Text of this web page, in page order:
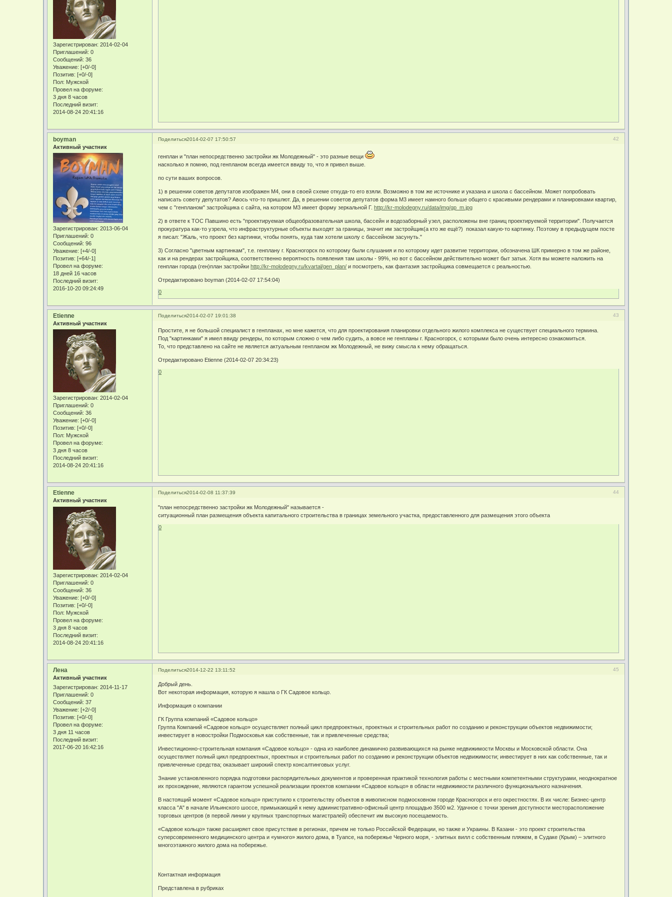
Зарегистрирован: 2014-02-04
Приглашений: 0
Сообщений: 36
Уважение: [+0/-0]
Позитив: [+0/-0]
Пол: Мужской
Провел на форуме:
3 дня 8 часов
Последний визит:
2014-08-24 20:41:16
Поделиться 42
2014-02-07 17:50:57
boyman
Активный участник
Зарегистрирован: 2013-06-04
Приглашений: 0
Сообщений: 96
Уважение: [+4/-0]
Позитив: [+64/-1]
Провел на форуме:
18 дней 16 часов
Последний визит:
2016-10-20 09:24:49
генплан и "план непосредственно застройки жк Молодежный" - это разные вещи
насколько я помню, под генпланом всегда имеется ввиду то, что я привел выше.
по сути ваших вопросов.
1) в решении советов депутатов изображен М4, они в своей схеме откуда-то его взяли. Возможно в том же источнике и указана и школа с бассейном. Может попробовать
написать совету депутатов? Авось что-то пришлют. Да, в решении советов депутатов форма М3 имеет намного больше общего с красивыми рендерами и планировками квартир,
чем с "генпланом" застройщика с сайта, на котором М3 имеет форму зеркальной Г. http://kr-molodegny.ru/data/img/gp_m.jpg
2) в ответе к ТОС Павшино есть "проектируемая общеобразовательная школа, бассейн и водозаборный узел, расположены вне границ проектируемой территории". Получается
прокуратура как-то узрела, что инфраструктурные объекты выходят за границы, значит им застройщик(а кто же ещё?) показал какую-то картинку. Поэтому в предыдущем посте
я писал: "Жаль, что проект без картинки, чтобы понять, куда там хотели школу с бассейном засунуть."
3) Согласно "цветным картинкам", т.е. генплану г. Красногорск по которому были слушания и по которому идет развитие территории, обозначена ШК примерно в том же районе,
как и на рендерах застройщика, соответственно вероятность появления там школы - 99%, но вот с бассейном действительно может быт затык. Хотя вы можете наложить на
генплан города (ген)план застройки http://kr-molodegny.ru/kvartal/gen_plan/ и посмотреть, как фантазия застройщика совмещается с реальностью.
Отредактировано boyman (2014-02-07 17:54:04)
0
Поделиться 43
2014-02-07 19:01:38
Etienne
Активный участник
Зарегистрирован: 2014-02-04
Приглашений: 0
Сообщений: 36
Уважение: [+0/-0]
Позитив: [+0/-0]
Пол: Мужской
Провел на форуме:
3 дня 8 часов
Последний визит:
2014-08-24 20:41:16
Простите, я не большой специалист в генпланах, но мне кажется, что для проектирования планировки отдельного жилого комплекса не существует специального термина.
Под "картинками" я имел ввиду рендеры, по которым сложно о чем либо судить, а вовсе не генпланы г. Красногорск, с которыми было очень интересно ознакомиться.
То, что представлено на сайте не является актуальным генпланом жк Молодежный, не вижу смысла к нему обращаться.
Отредактировано Etienne (2014-02-07 20:34:23)
0
Поделиться 44
2014-02-08 11:37:39
Etienne
Активный участник
Зарегистрирован: 2014-02-04
Приглашений: 0
Сообщений: 36
Уважение: [+0/-0]
Позитив: [+0/-0]
Пол: Мужской
Провел на форуме:
3 дня 8 часов
Последний визит:
2014-08-24 20:41:16
"план непосредственно застройки жк Молодежный" называется -
ситуационный план размещения объекта капитального строительства в границах земельного участка, предоставленного для размещения этого объекта
0
Поделиться 45
2014-12-22 13:11:52
Лена
Активный участник
Зарегистрирован: 2014-11-17
Приглашений: 0
Сообщений: 37
Уважение: [+2/-0]
Позитив: [+0/-0]
Провел на форуме:
3 дня 11 часов
Последний визит:
2017-06-20 16:42:16
Добрый день.
Вот некоторая информация, которую я нашла о ГК Садовое кольцо.
Информация о компании
ГК Группа компаний «Садовое кольцо»
Группа Компаний «Садовое кольцо» осуществляет полный цикл предпроектных, проектных и строительных работ по созданию и реконструкции объектов недвижимости;
инвестирует в новостройки Подмосковья как собственные, так и привлеченные средства;
Инвестиционно-строительная компания «Садовое кольцо» - одна из наиболее динамично развивающихся на рынке недвижимости Москвы и Московской области. Она
осуществляет полный цикл предпроектных, проектных и строительных работ по созданию и реконструкции объектов недвижимости; инвестирует в них как собственные, так и
привлеченные средства; оказывает широкий спектр консалтинговых услуг.
Знание установленного порядка подготовки распорядительных документов и проверенная практикой технология работы с местными компетентными структурами, неоднократное
их прохождение, являются гарантом успешной реализации проектов компании «Садовое кольцо» в области недвижимости различного функционального назначения.
В настоящий момент «Садовое кольцо» приступило к строительству объектов в живописном подмосковном городе Красногорск и его окрестностях. В их числе: Бизнес-центр
класса "А" в начале Ильинского шоссе, примыкающий к нему административно-офисный центр площадью 3500 м2. Удачное с точки зрения доступности месторасположение
торговых центров (в первой линии у крупных транспортных магистралей) обеспечит им высокую посещаемость.
«Садовое кольцо» также расширяет свое присутствие в регионах, причем не только Российской Федерации, но также и Украины. В Казани - это проект строительства
суперсовременного медицинского центра и «умного» жилого дома, в Туапсе, на побережье Черного моря, - элитных вилл с собственным пляжем, в Судаке (Крым) – элитного
многоэтажного жилого дома на побережье.
Контактная информация
Представлена в рубриках